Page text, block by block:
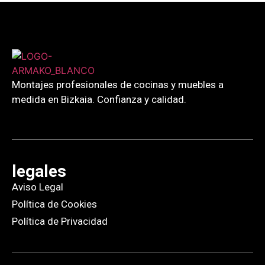
Montajes profesionales de cocinas y muebles a
medida en Bizkaia. Confianza y calidad.
legales
Aviso Legal
Política de Cookies
Política de Privacidad